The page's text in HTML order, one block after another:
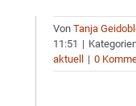
VonTanja
11:51 |
aktuell
| 0